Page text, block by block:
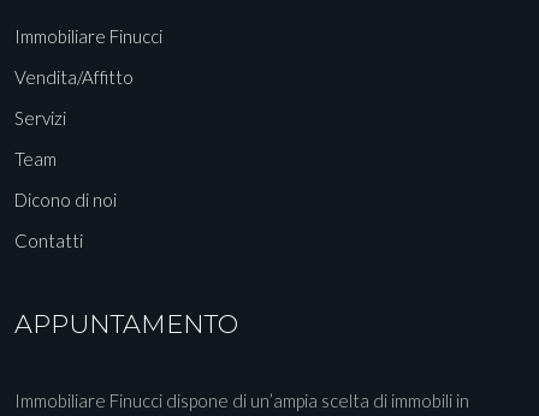
Immobiliare Finucci
Vendita/Affitto
Servizi
Team
Dicono di noi
Contatti
APPUNTAMENTO
Immobiliare Finucci dispone di un’ampia scelta di immobili in